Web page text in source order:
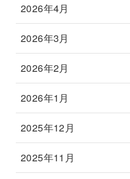
2026年4月
2026年3月
2026年2月
2026年1月
2025年12月
2025年11月